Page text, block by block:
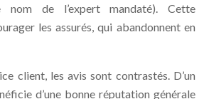
nom de l’expert mandaté). Cette
les assurés, qui abandonnent en
client, les avis sont contrastés. D’un
d’une bonne réputation générale